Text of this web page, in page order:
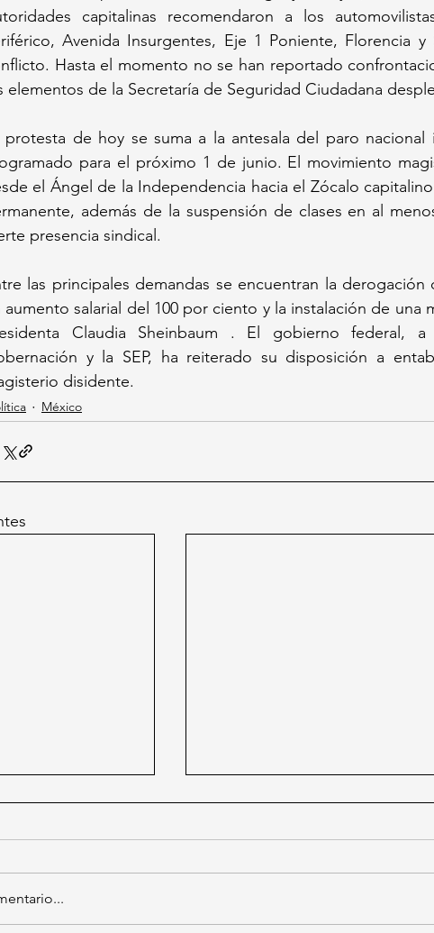
capitalinas recomendaron a los
Avenida Insurgentes, Eje 1 Poniente, Florencia
Hasta el momento no se han reportado
elementos de la Secretaría de Seguridad Ciudadana
protesta de hoy se suma a la antesala del paro
para el próximo 1 de junio. El movimiento
el Ángel de la Independencia hacia el Zócalo
además de la suspensión de clases en al
presencia sindical.
las principales demandas se encuentran la derogación
aumento salarial del 100 por ciento y la instalación de una
Claudia Sheinbaum . El gobierno federal,
y la SEP, ha reiterado su disposición a
disidente.
México